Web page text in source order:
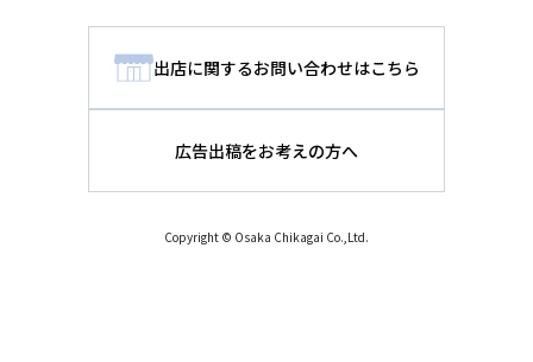
出店に関するお問い合わせはこちら
広告出稿をお考えの方へ
Copyright © Osaka Chikagai Co.,Ltd.